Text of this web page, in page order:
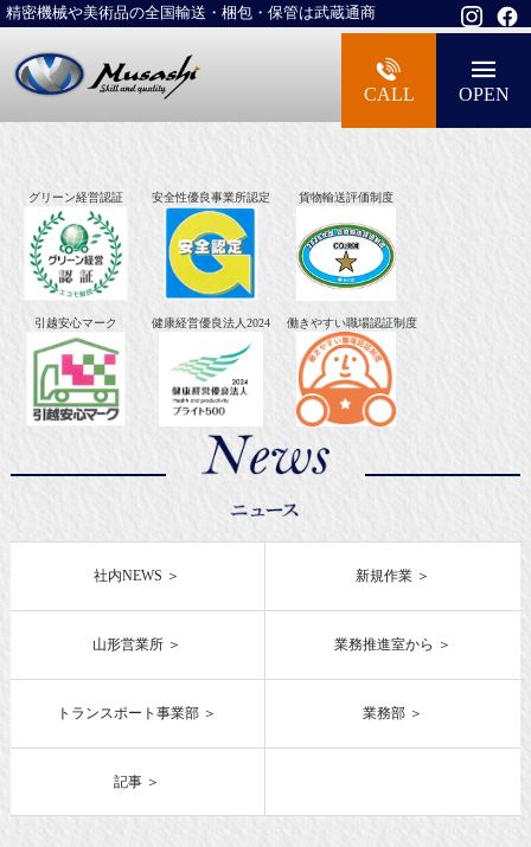
精密機械や美術品の全国輸送・梱包・保管は武蔵通商
大型精密機械・美術品・高級楽器の梱包・
CALL OPEN
グリーン経営認証 安全性優良事業所認定 貨物輸送評価制度
引越安心マーク 健康経営優良法人2024 働きやすい職場認証制度
社内NEWS 新規作業
山形営業所 業務推進室から
トランスポート事業部 業務部
記事